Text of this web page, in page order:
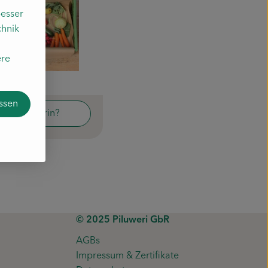
Was ist drin?
© 2025 Piluweri GbR
AGBs
Impressum & Zertifikate